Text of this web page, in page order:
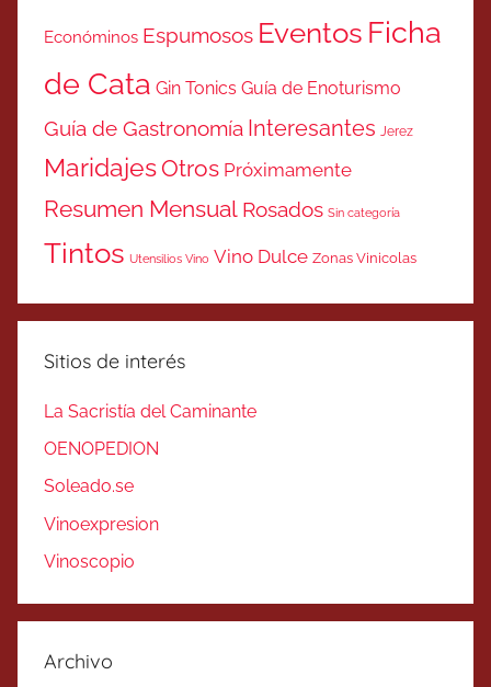
Económinos Espumosos Eventos Ficha
de Cata Gin Tonics Guía de Enoturismo
Guía de Gastronomía Interesantes Jerez
MaridajesOtros Próximamente
Resumen Mensual Rosados Sin categoría
Tintos Utensilios Vino Vino Dulce Zonas Vinicolas
Sitios de interés
La Sacristía del Caminante
OENOPEDION
Soleado.se
Vinoexpresion
Vinoscopio
Archivo